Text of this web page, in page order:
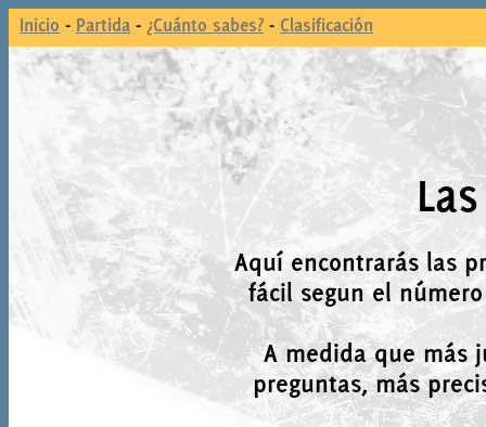
Inicio - Partida - ¿Cuánto sabes? - Clasificación
Aquí encontrarás las
fácil segun el
A medida que más
preguntas, más